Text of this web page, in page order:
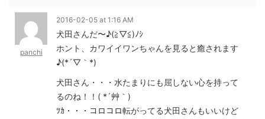
panchi
2016-02-05 at 1:16 AM
犬田さんだ〜♪(≧▽≦)ﾉｼ
ホント、カワイイワンちゃんを見ると癒されます
♪(*´▽｀*)
犬田さん・・・水たまりにも屈しない心を持って
るのね！！( *´艸｀)
ﾂｶ・・・コロコロ転がってる犬田さんもいいけど